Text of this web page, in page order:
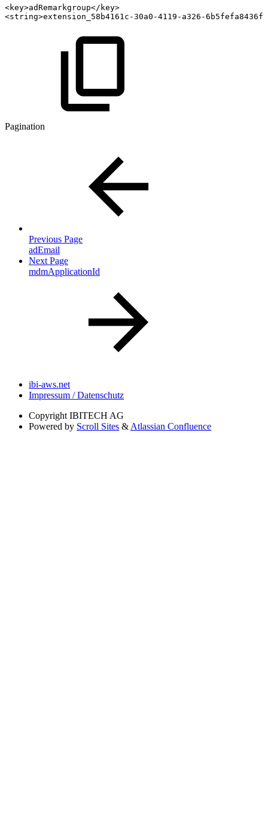
<key>adRemarkgroup</ key>
<string>extension_58b4161c-30a0-4119-a326-
Pagination
Previous Page
adEmail
Next Page
mdmApplicationId
ibi-aws.net
Impressum / Datenschutz
Copyright IBITECH AG
Powered by Scroll Sites & Atlassian Confluence